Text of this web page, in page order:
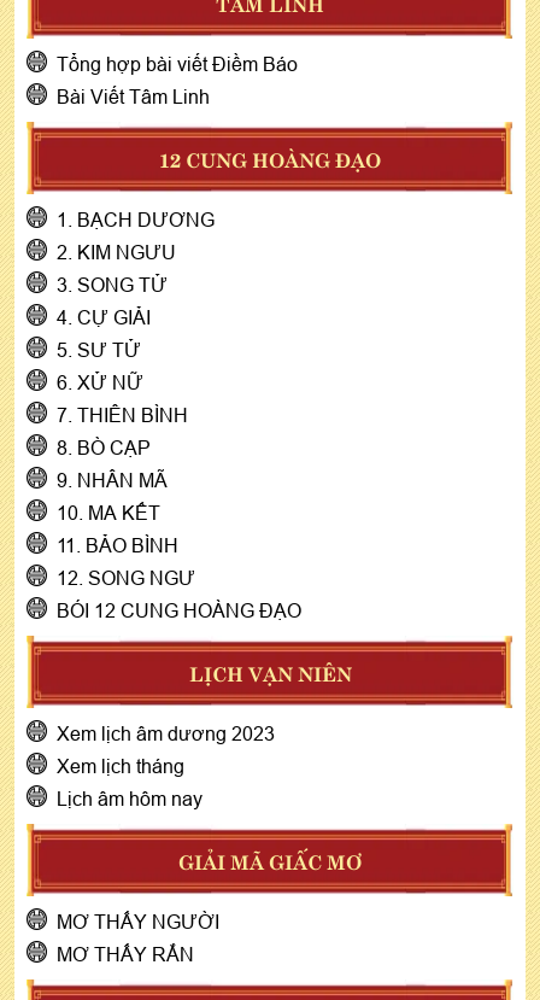
Tổng hợp bài viết Điềm Báo
Bài Viết Tâm Linh
12 CUNG HOÀNG ĐẠO
1. BẠCH DƯƠNG
2. KIM NGƯU
3. SONG TỬ
4. CỰ GIẢI
5. SƯ TỬ
6. XỬ NỮ
7. THIÊN BÌNH
8. BÒ CẠP
9. NHÂN MÃ
10. MA KẾT
11. BẢO BÌNH
12. SONG NGƯ
BÓI 12 CUNG HOÀNG ĐẠO
LỊCH VẠN NIÊN
Xem lịch âm dương 2023
Xem lịch tháng
Lịch âm hôm nay
GIẢI MÃ GIẤC MƠ
MƠ THẤY NGƯỜI
MƠ THẤY RẮN